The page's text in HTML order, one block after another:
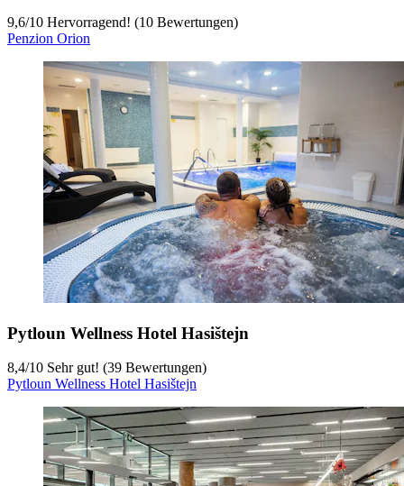
9,6/10 Hervorragend! (10 Bewertungen)
Penzion Orion
Pytloun Wellness Hotel Hasištejn
8,4/10 Sehr gut! (39 Bewertungen)
Pytloun Wellness Hotel Hasištejn